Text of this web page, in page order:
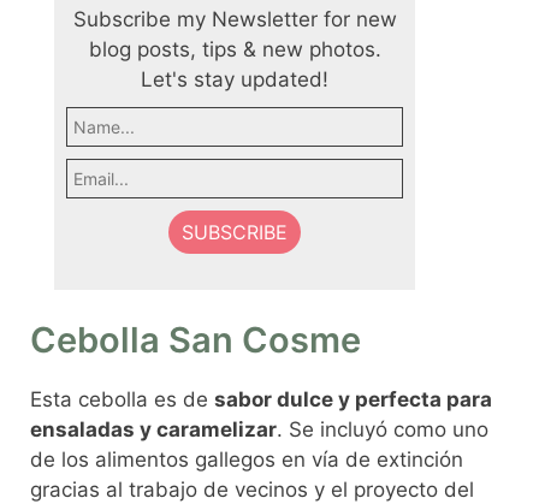
Subscribe my Newsletter for new
blog posts, tips & new photos.
Let's stay updated!
Cebolla San Cosme
Esta cebolla es de sabor dulce y perfecta para
ensaladas y caramelizar. Se incluyó como uno
de los alimentos gallegos en vía de extinción
gracias al trabajo de vecinos y el proyecto del